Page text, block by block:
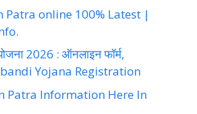
Patra online 100% Latest |
2026 : ऑनलाइन फॉर्म,
Yojana Registration
Patra Information Here In